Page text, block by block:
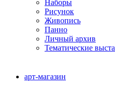
Наборы
Рисунок
Живопись
Панно
Личный архив
Тематические
арт-магазин